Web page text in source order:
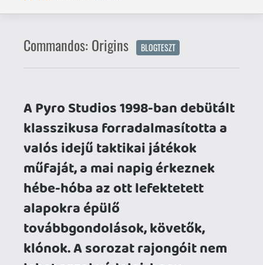
klasszikusa forradalmasította a
valós idejű taktikai játékok
műfaját, a mai napig érkeznek
alapokra épülő
továbbgondolások, követők,
klónok. A sorozat rajongóit nem
lehet azzal vádolni, hogy
türelmetlenek lennének, 22 év
kitartó várakozás jutalma egy
teljesen új epizód formájában
öltött testet.
gonzo1982